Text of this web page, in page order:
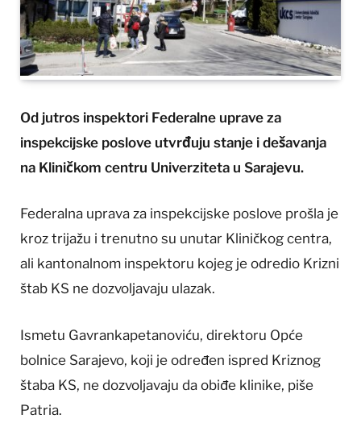
Od jutros inspektori Federalne uprave za
inspekcijske poslove utvrđuju stanje i dešavanja
na Kliničkom centru Univerziteta u Sarajevu.
Federalna uprava za inspekcijske poslove prošla je
kroz trijažu i trenutno su unutar Kliničkog centra,
ali kantonalnom inspektoru kojeg je odredio Krizni
štab KS ne dozvoljavaju ulazak.
Ismetu Gavrankapetanoviću, direktoru Opće
bolnice Sarajevo, koji je određen ispred Kriznog
štaba KS, ne dozvoljavaju da obiđe klinike, piše
Patria.